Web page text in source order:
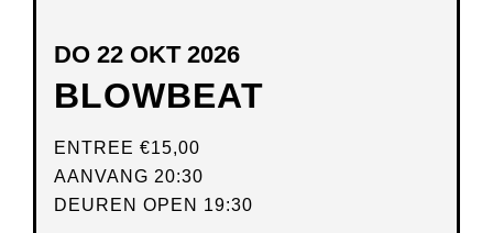
BLOWBEAT
DO 22 OKT 2026
ENTREE €15,00
AANVANG 20:30
DEUREN OPEN 19:30